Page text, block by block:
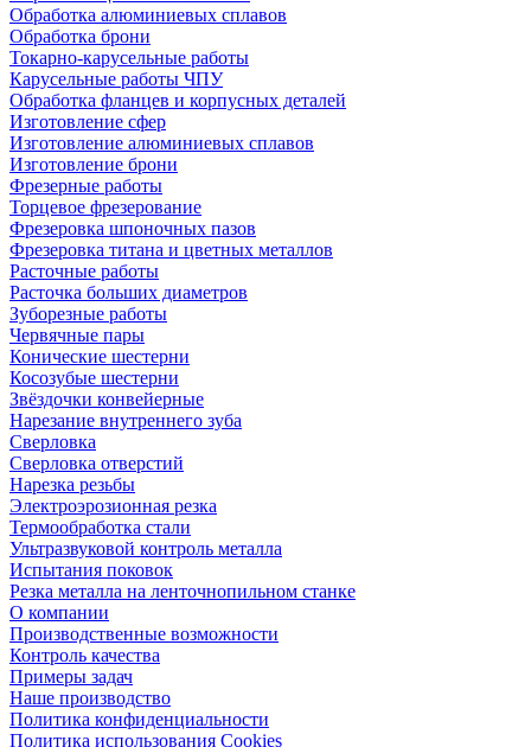
Обработка алюминиевых сплавов
Обработка брони
Токарно-карусельные работы
Карусельные работы ЧПУ
Обработка фланцев и корпусных деталей
Изготовление сфер
Изготовление алюминиевых сплавов
Изготовление брони
Фрезерные работы
Торцевое фрезерование
Фрезеровка шпоночных пазов
Фрезеровка титана и цветных металлов
Расточные работы
Расточка больших диаметров
Зуборезные работы
Червячные пары
Конические шестерни
Косозубые шестерни
Звёздочки конвейерные
Нарезание внутреннего зуба
Сверловка
Сверловка отверстий
Нарезка резьбы
Электроэрозионная резка
Термообработка стали
Ультразвуковой контроль металла
Испытания поковок
Резка металла на ленточнопильном станке
О компании
Производственные возможности
Контроль качества
Примеры задач
Наше производство
Политика конфиденциальности
Политика использования Cookies